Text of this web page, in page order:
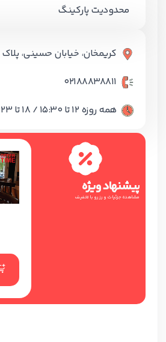
محدودیت پارکینگ
کریمخان، خیابان حسینی، پلاک ۴۶
02188838811
همه روزه 12 تا 15:30 / 18 تا 23
پیشنهاد ویژه
مشاهده جزئیات و رزرو با تخفیف